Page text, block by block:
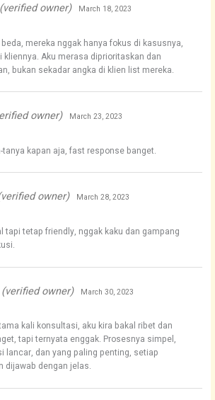
(verified owner) March 18, 2023
mereka nggak hanya fokus di kasusnya,
kliennya. Aku merasa diprioritaskan dan
bukan sekadar angka di klien list mereka.
owner) March 23, 2023
tanya kapan aja, fast response banget.
owner) March 28, 2023
tapi tetap friendly, nggak kaku dan gampang
(verified owner) March 30, 2023
kali konsultasi, aku kira bakal ribet dan
tapi ternyata enggak. Prosesnya simpel,
lancar, dan yang paling penting, setiap
dijawab dengan jelas.